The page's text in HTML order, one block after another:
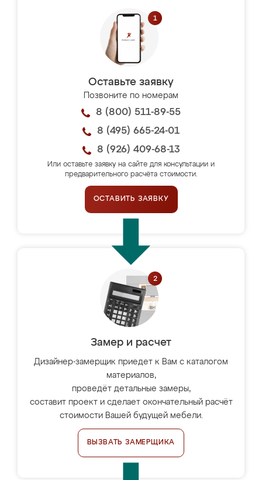
Оставьте заявку
Позвоните по номерам
8 (800) 511-89-55
8 (495) 665-24-01
8 (926) 409-68-13
Или оставьте заявку на сайте для консультации и
предварительного расчёта стоимости.
ОСТАВИТЬ ЗАЯВКУ
Замер и расчет
Дизайнер-замерщик приедет к Вам с каталогом
материалов,
проведёт детальные замеры,
составит проект и сделает окончательный расчёт
стоимости Вашей будущей мебели.
ВЫЗВАТЬ ЗАМЕРЩИКА